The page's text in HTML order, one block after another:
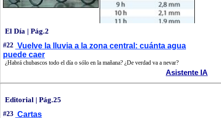
El Día | Pág.2
#22 Vuelve la lluvia a la zona central: cuánta agua
puede caer
¿Habrá chubascos todo el día o sólo en la mañana? ¿De verdad va a nevar?
Asistente IA
Editorial | Pág.25
#23 Cartas